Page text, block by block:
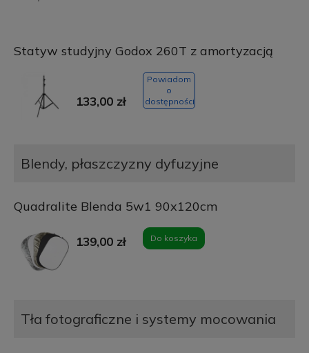
Statyw studyjny Godox 260T z amortyzacją
133,00 zł
Powiadom
o
dostępności
Blendy, płaszczyzny dyfuzyjne
Quadralite Blenda 5w1 90x120cm
139,00 zł Do koszyka
Tła fotograficzne i systemy mocowania